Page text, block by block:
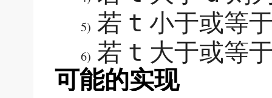
5) 若 t 小于或等
6) 若 t 大于或等
可能的实现